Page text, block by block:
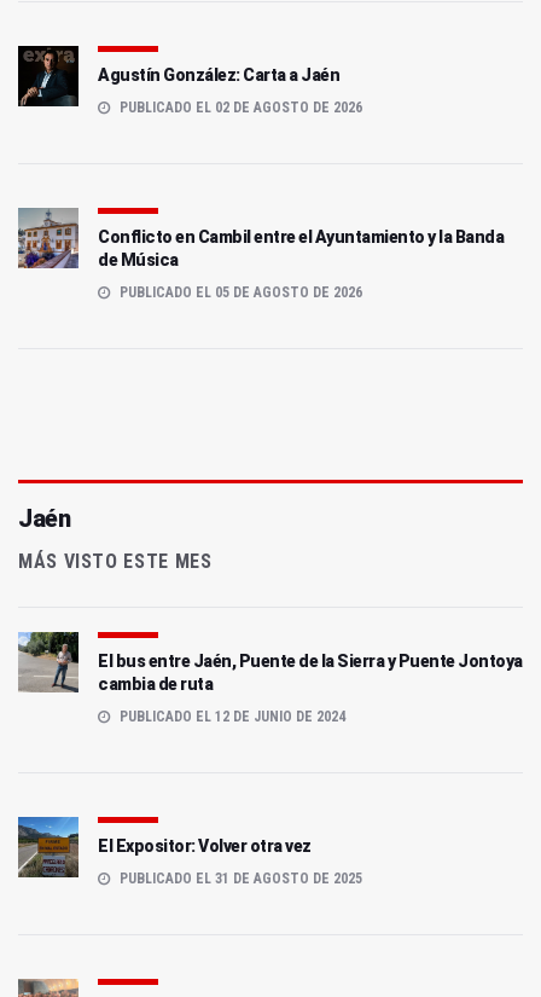
Agustín González: Carta a Jaén
PUBLICADO EL 02 DE AGOSTO DE 2026
Conflicto en Cambil entre el Ayuntamiento y la Banda
de Música
PUBLICADO EL 05 DE AGOSTO DE 2026
Jaén
MÁS VISTO ESTE MES
El bus entre Jaén, Puente de la Sierra y Puente Jontoya
cambia de ruta
PUBLICADO EL 12 DE JUNIO DE 2024
El Expositor: Volver otra vez
PUBLICADO EL 31 DE AGOSTO DE 2025